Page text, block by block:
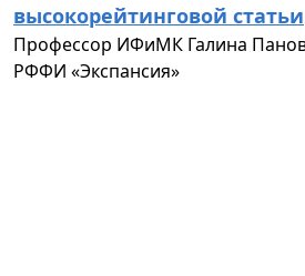
высокорейтинговой статьи
Профессор ИФиМК Галина
РФФИ «Экспансия»